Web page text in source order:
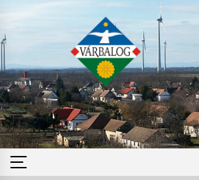
content